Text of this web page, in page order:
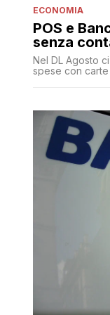
ECONOMIA
POS e
senza
Nel DL Agosto
spese con